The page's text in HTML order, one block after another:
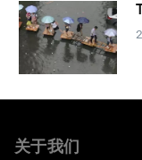
关于我们